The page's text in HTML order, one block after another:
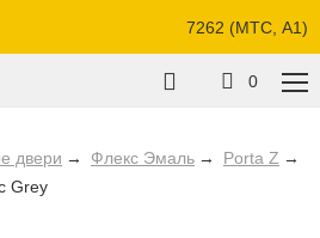
7262 (МТС, A1)
0
двери Флекс Эмаль
Porta Z
Grey